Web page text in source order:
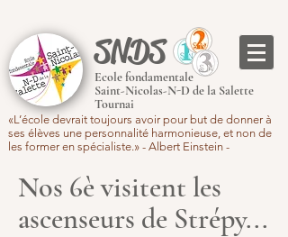
SNDS
Ecole fondamentale
Saint-Nicolas-N-D de la Salette
Tournai
«L’école devrait toujours avoir pour but de donner à
ses élèves une personnalité harmonieuse, et non de
les former en spécialiste.» - Albert Einstein -
Nos 6è visitent les
ascenseurs de Strépy...